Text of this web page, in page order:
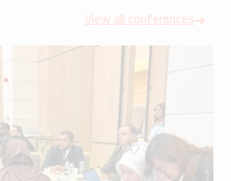
View all conferences